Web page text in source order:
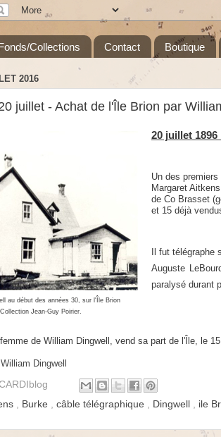
Collections Contact Boutique
2016
juillet - Achat de l'Île Brion par
au début des années 30, sur l'Île Brion
Jean-Guy Poirier.
20 juillet 1896
Un des
Margaret
de Co Brasset
et 15 déjà
Il fut
Auguste
paralysé durant
de William Dingwell, vend sa part de l'Îl e, le
Dingwell
Burke câble télégraphique Dingwell ile